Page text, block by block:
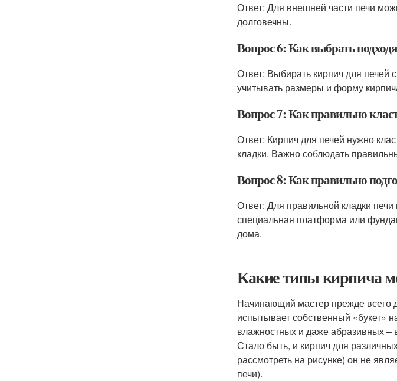
Ответ: Для внешней части печи
долговечны.
Вопрос 6: Как выбрать
Ответ: Выбирать кирпич для печей
учитывать размеры и форму
Вопрос 7: Как правильно
Ответ: Кирпич для печей нужно
кладки. Важно соблюдать
Вопрос 8: Как правильно
Ответ: Для правильной кладки
специальная платформа или
дома.
Какие типы кирпича
Начинающий мастер прежде всего
испытывает собственный «букет»
влажностных и даже абразивных –
Стало быть, и кирпич для
рассмотреть на рисунке) он не
печи).